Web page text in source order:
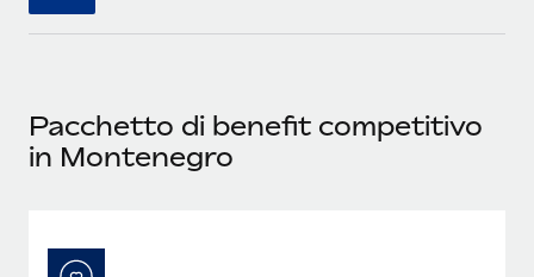
payroll
Maggiori informazioni
Pacchetto di benefit competitivo
in Montenegro